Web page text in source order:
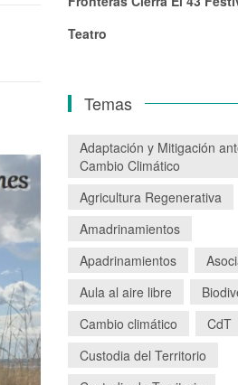
Teatro
Temas
Adaptación y Mitigación
Cambio Climático
Agricultura Regenerativa
Amadrinamientos
Apadrinamientos
Aula al aire libre
Cambio climático
CdT
Custodia del Territorio